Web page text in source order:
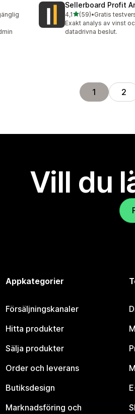
Sellerboard Profit
4,1av 5 stjärnor
(59)
59 recensioner totalt
•Gratis
Exakt analys av vinst
datadrivna beslut.
1 2
Vill du
Appkategorier
Försäljningskanaler
Hitta produkter
Sälja produkter
Order och leverans
Butiksdesign
Marknadsföring och